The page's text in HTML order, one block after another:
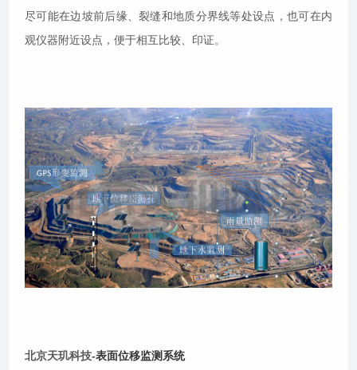
尽可能在边坡前后缘、裂缝和地质分界线等处设点，也可在内
观仪器附近设点，便于相互比较、印证。
北京天玑科技-表面位移监测系统